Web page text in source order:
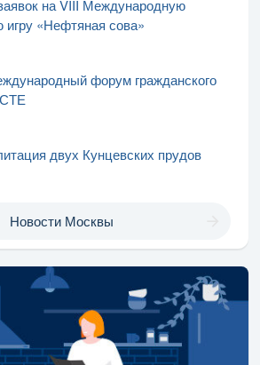
на VIII Международную
игру «Нефтяная сова»
форум гражданского
двух Кунцевских прудов
Новости Москвы